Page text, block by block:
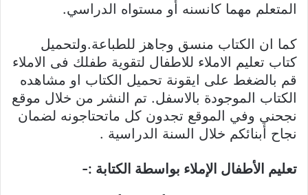
المتعلم مهما كانسنه أو مستواه الدراسي.
كما ان الكتاب منسق وجاهز للطباعة.ولتحميل
كتاب تعليم الاملاء للاطفال لتقوية طفلك فى الاملاء
قم بالضغط على ايقونة تحميل الكتاب او مشاهده
الكتاب الموجودة بالاسفل. تم النشر من خلال موقع
نجحني وفي الموقع تجدون كل ماتحتاجونه لضمان
نجاح أبنائكم خلال السنة الدراسية .
تعليم الأطفال الإملاء بواسطة الكتابة :-